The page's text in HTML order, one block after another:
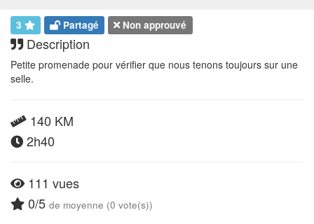
3 Partagé Non approuvé
Description
Petite promenade pour vérifier que nous tenons toujours sur une
selle.
140 KM
2h40
111 vues
0/5 de moyenne (0 vote(s))